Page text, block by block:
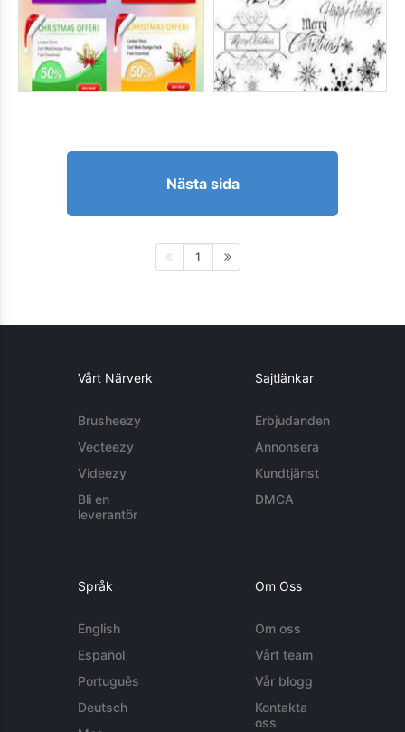
Nästa sida
1
Vårt Närverk
Brusheezy
Vecteezy
Videezy
Bli en
leverantör
Sajtlänkar
Erbjudanden
Annonsera
Kundtjänst
DMCA
Språk
English
Español
Português
Deutsch
Om Oss
Om oss
Vårt team
Vår blogg
Kontakta
oss